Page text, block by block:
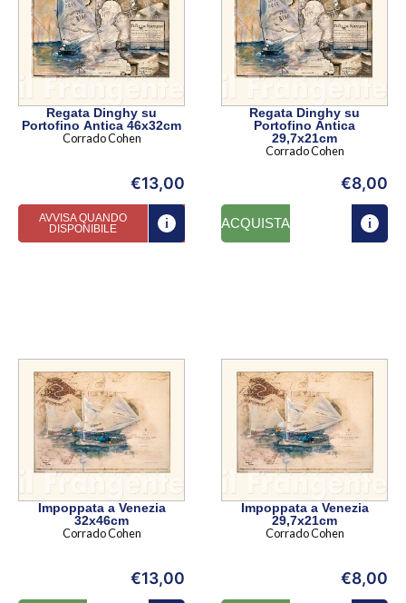
Regata Dinghy su
Portofino Antica 46x32cm
Corrado Cohen
€13,00
AVVISA QUANDO
DISPONIBILE
Regata Dinghy su
Portofino Antica
29,7x21cm
Corrado Cohen
€8,00
ACQUISTA
Impoppata a Venezia
32x46cm
Corrado Cohen
€13,00
Impoppata a Venezia
29,7x21cm
Corrado Cohen
€8,00